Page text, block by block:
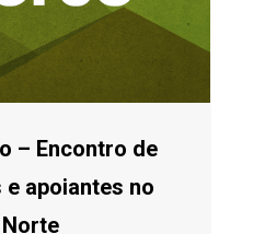
– Encontro de
e apoiantes no
Norte